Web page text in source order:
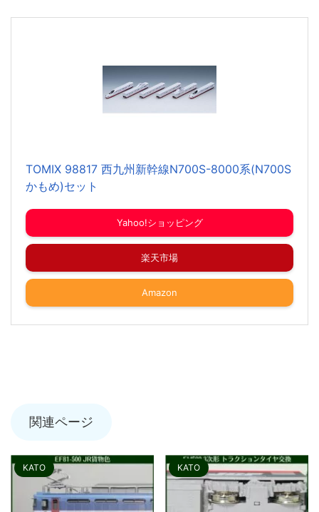
TOMIX 98817 西九州新幹線N700S-8000系(N700S
かもめ)セット
Yahoo!ショッピング
楽天市場
Amazon
関連ページ
KATO KATO